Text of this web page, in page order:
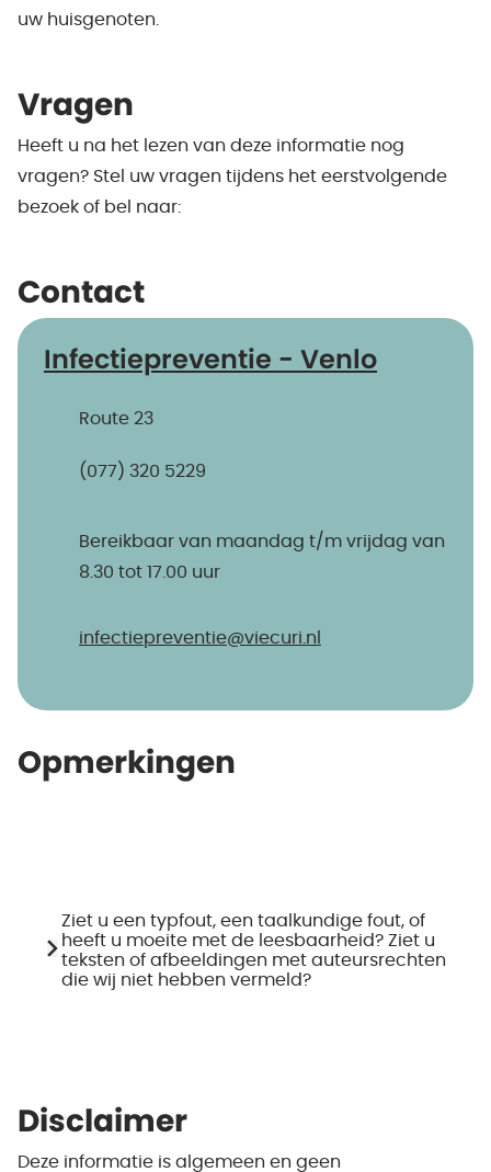
uw huisgenoten.
Vragen
Heeft u na het lezen van deze informatie nog
vragen? Stel uw vragen tijdens het eerstvolgende
bezoek of bel naar:
Contact
Infectiepreventie - Venlo
Route 23
(077) 320 5229
Bereikbaar van maandag t/m vrijdag van
8.30 tot 17.00 uur
infectiepreventie@​viecuri.nl
Opmerkingen
Ziet u een typfout, een taalkundige fout, of
heeft u moeite met de leesbaarheid? Ziet u
teksten of afbeeldingen met auteursrechten
die wij niet hebben vermeld?
Disclaimer
Deze informatie is algemeen en geen